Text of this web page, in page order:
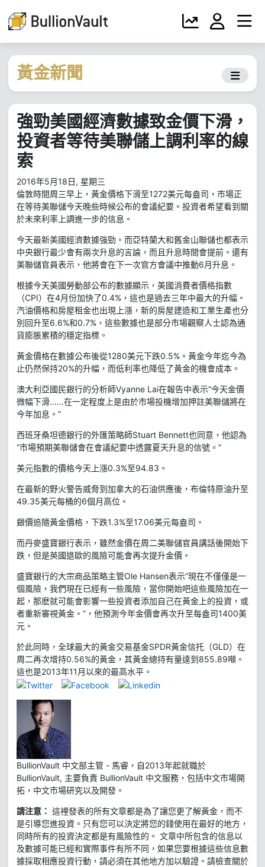
黃金新聞
強勁美國經濟數據致金價下滑，
投資者等待美聯儲上調利率的線
索
2016年5月18日, 星期三
倫敦時間周三早上，黃金價格下滑至1272美元每盎司，市場正
在等待美聯儲今天晚些時候公布的會議紀要。投資者希望看到關
於未來利率上調進一步的信息。
今天最新美國經濟數據強勁。而亞特蘭大和舊金山聯儲也都表示
中央銀行最少會有兩次升息的言論，而且升息時間會提前。還有
美聯儲官員表示，他將會在下一次官方會議中推動6月升息。
根據今天美國勞動部公布的數據顯示，美國消費者價格指數
（CPI）在4月份加快了0.4%，這也是過去三年中最大的升幅。
汽油價格和房屋租金也出現上漲，新的房屋建造和工業生產也分
別回升至6.6%和0.7%，這些數據也是部分市場觀察人士認為通
貨膨脹累積的穩定指標。
黃金價格在數據公布後從1280美元下跌0.5%。黃金今年迄今為
止仍然保持20%的升幅，而低利率也降低了黃金的機會成本。
澳大利亞國民銀行的分析師Vyanne Lai在報告中表示“今天金價
微幅下滑……在一定程度上是由於市場投機增加押註美聯儲將在
今年加息。”
西班牙桑坦德銀行的外匯策略師Stuart Bennett也同意，他認為
“市場預期美聯儲會在會議紀要中透露夏天升息的信號。”
美元指數的價格今天上漲0.3%至94.83。
在最新的野火警告威脅到加拿大的石油供應後，布倫特原油升至
49.35美元每桶的6個月高位。
銀價追隨黃金價格，下跌1.3%至17.06美元每盎司。
而丹麥盛寶銀行表示，雖然金價在周二美聯儲官員講話後開始下
跌，但是英國退歐的風險可能會再次提升金價。
盛寶銀行的大宗商品策略主管Ole Hansen表示“現在不僅僅是一
個風險，我們現在已經有一些風險，當你開始吧這些風險加在一
起，那麽就可能會影響一些投資者添加自己在黃金上的投資，或
者重新審視黃金。”，他預測今年金價會再次升至每盎司1400美
元。
於此同時，全球最大的黃金交易基金SPDR黃金信托（GLD）在
周二再次增持0.56%的黃金，其黃金總持有量達到855.89噸。
這也是2013年11月以來的最高水平。
BullionVault 中文部主管 - 馬睿，自2013年起就職於
BullionVault, 主要負責 BullionVault 中文服務，包括中文市場開
拓，中文市場研究以及開發。
請注意： 這裡發表的所有文章都是為了讓您更了解黃金，而不
是引導您進投資。只有您可以決定將您的錢使用在最好的地方，
同時所有的投資決定都是有風險性的。 文章中所包含的信息以
及數據可能已經和實際事件有所不同，如果您要根據這些信息數
據採取相應投資行動，請必須在其他地方加以驗證。請檢查關於